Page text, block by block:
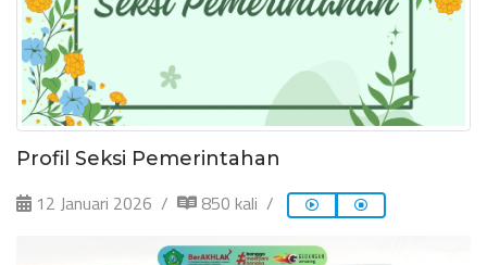
Profil Seksi Pemerintahan
12 Januari 2026 850 kali